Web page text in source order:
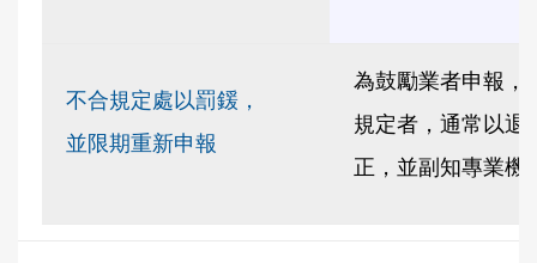
不合規定處以罰鍰，
並限期重新申報
為鼓勵業者申報，
規定者，通常以退
正，並副知專業機